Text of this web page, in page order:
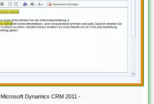
Microsoft Dynamics CRM 2011 -